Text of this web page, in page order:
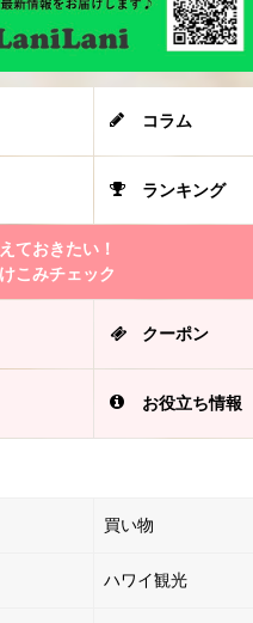
コラム
ランキング
ておきたい！
こみチェック
クーポン
お役立ち情報
買い物
ハワイ観光